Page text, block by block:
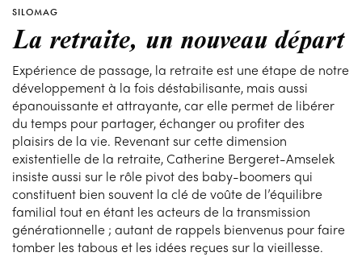
SILOMAG
La retraite, un nouveau départ
Expérience de passage, la retraite est une étape de notre
développement à la fois déstabilisante, mais aussi
épanouissante et attrayante, car elle permet de libérer
du temps pour partager, échanger ou profiter des
plaisirs de la vie. Revenant sur cette dimension
existentielle de la retraite, Catherine Bergeret-Amselek
insiste aussi sur le rôle pivot des baby-boomers qui
constituent bien souvent la clé de voûte de l’équilibre
familial tout en étant les acteurs de la transmission
générationnelle ; autant de rappels bienvenus pour faire
tomber les tabous et les idées reçues sur la vieillesse.